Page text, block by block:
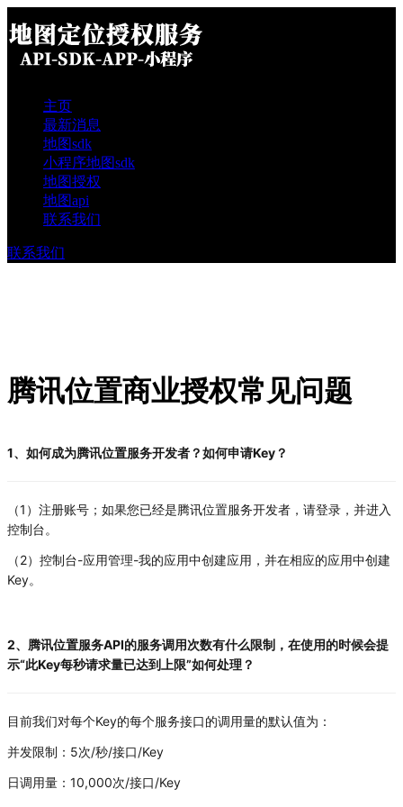
主页
最新消息
地图sdk
小程序地图sdk
地图授权
地图api
联系我们
联系我们
腾讯位置商业授权常见问题
1、如何成为腾讯位置服务开发者？如何申请Key？
（1）注册账号；如果您已经是腾讯位置服务开发者，请登录，并进入
控制台。
（2）控制台-应用管理-我的应用中创建应用，并在相应的应用中创建
Key。
2、腾讯位置服务API的服务调用次数有什么限制，在使用的时候会提
示“此Key每秒请求量已达到上限”如何处理？
目前我们对每个Key的每个服务接口的调用量的默认值为：
并发限制：5次/秒/接口/Key
日调用量：10,000次/接口/Key